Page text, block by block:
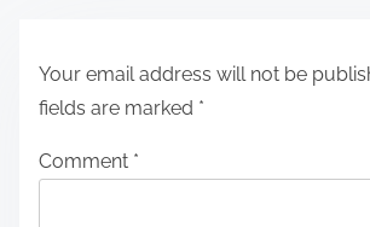
Your email address will not be
fields are marked *
Comment *